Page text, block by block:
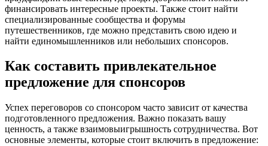
финансировать интересные проекты. Также стоит найти
специализированные сообщества и форумы
путешественников, где можно представить свою идею и
найти единомышленников или небольших спонсоров.
Как составить привлекательное
предложение для спонсоров
Успех переговоров со спонсором часто зависит от качества
подготовленного предложения. Важно показать вашу
ценность, а также взаимовыигрышность сотрудничества. Вот
основные элементы, которые стоит включить в предложение: